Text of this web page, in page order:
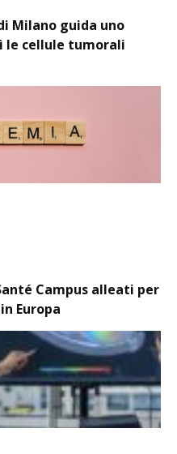
Milano guida uno
le cellule tumorali
Campus alleati per
Europa